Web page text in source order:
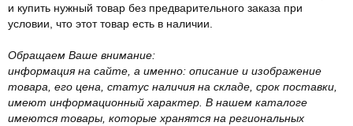
и купить нужный товар без предварительного заказа при
условии, что этот товар есть в наличии.
Обращаем Ваше внимание:
информация на сайте, а именно: описание и изображение
товара, его цена, статус наличия на складе, срок поставки,
имеют информационный характер. В нашем каталоге
имеются товары, которые хранятся на региональных